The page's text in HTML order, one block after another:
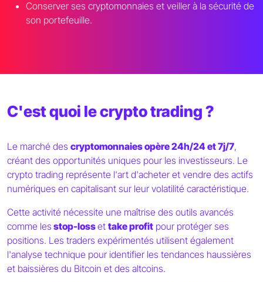
Conserver ses cryptomonnaies et veiller à la sécurité de
son portefeuille.
C'est quoi le crypto trading ?
Le marché des cryptomonnaies opère 24h/24 et 7j/7,
créant des opportunités uniques pour les investisseurs. Le
crypto trading représente l'art d'acheter et vendre des actifs
numériques en capitalisant sur leur volatilité caractéristique.
Cette activité nécessite une maîtrise des outils avancés
comme les stop-losset take profit pour protéger ses
positions. Les traders expérimentés utilisent également
l'analyse technique pour identifier les tendances haussières
et baissières du Bitcoin et des altcoins.